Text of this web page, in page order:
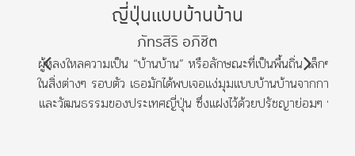
ญี่ปุ่นแบบบ้านบ้าน
ภัทรสิริ อภิชิต
ผู้หลงใหลความเป็น “บ้านบ้าน” หรือลักษณะที่เป็นพื้นถิ่น เล็กๆ แล
ในสิ่งต่างๆ รอบตัว เธอมักได้พบเจอแง่มุมแบบบ้านบ้านจากการเดิ
และวัฒนธรรมของประเทศญี่ปุ่น ซึ่งแฝงไว้ด้วยปรัชญาย่อม